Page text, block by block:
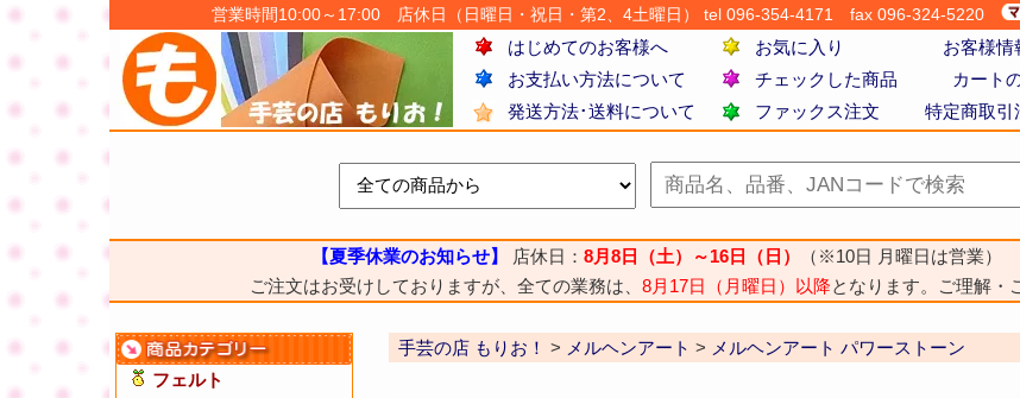
営業時間10:00～17:00 店休日（日曜日・祝日・第2、4土曜日） tel 096-354-4171 fax 096-324-5220
はじめてのお客様へ お気に入り お客様情
お支払い方法について チェックした商品
カート
発送方法･送料について
ファックス注文 特定商取引
【夏季休業のお知らせ】 店休日： 8月8日（土）～16日（日） （※10日 月曜日は営業）
ご注文はお受けしておりますが、全ての業務は、 8月17日（月曜日）以降となります。ご理解・
フェルト
手芸の店 もりお！ > メルヘンアート > メルヘンアート パワーストーン